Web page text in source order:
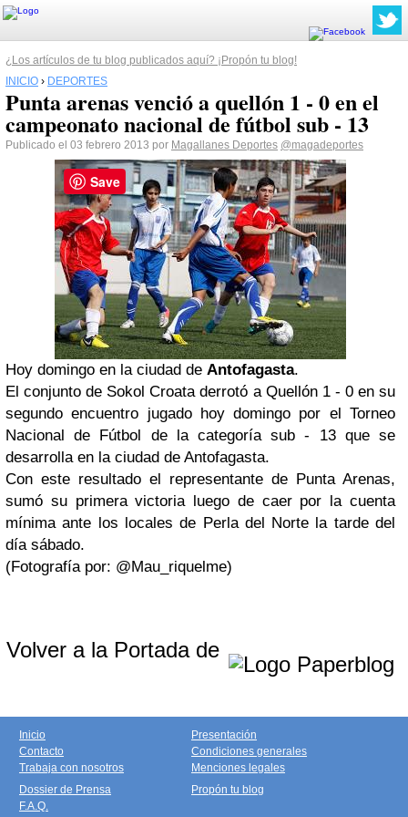
¿Los artículos de tu blog publicados aquí? ¡Propón tu blog!
INICIO › DEPORTES
Punta arenas venció a quellón 1 - 0 en el
campeonato nacional de fútbol sub - 13
Publicado el 03 febrero 2013 por Magallanes Deportes @magadeportes
Hoy domingo en la ciudad de Antofagasta.
El conjunto de Sokol Croata derrotó a Quellón 1 - 0 en su
segundo encuentro jugado hoy domingo por el Torneo
Nacional de Fútbol de la categoría sub - 13 que se
desarrolla en la ciudad de Antofagasta.
Con este resultado el representante de Punta Arenas,
sumó su primera victoria luego de caer por la cuenta
mínima ante los locales de Perla del Norte la tarde del
día sábado.
(Fotografía por: @Mau_riquelme)
Volver a la Portada de
Inicio
Contacto
Trabaja con nosotros
Presentación
Condiciones generales
Menciones legales
Dossier de Prensa
F.A.Q.
Propón tu blog
Save